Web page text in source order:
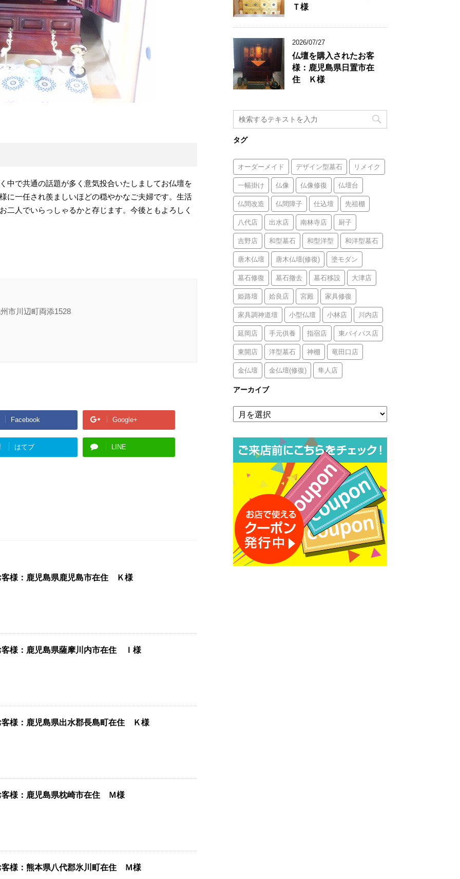
中で共通の話題が多く意気投合いたしましてお仏壇を
に一任され羨ましいほどの穏やかなご夫婦です。生活
二人でいらっしゃるかと存じます。今後ともよろしく
市川辺町両添1528
Facebook Google+
はてブ LINE
客様：鹿児島県鹿児島市在住 Ｋ様
客様：鹿児島県薩摩川内市在住 Ｉ様
客様：鹿児島県出水郡長島町在住 Ｋ様
客様：鹿児島県枕崎市在住 Ｍ様
客様：熊本県八代郡氷川町在住 Ｍ様
Ｔ様
2026/07/27
仏壇を購入されたお客
様：鹿児島県日置市在
住 Ｋ様
タグ
オーダーメイド デザイン型墓石 リメイク
一幅掛け 仏像 仏像修復 仏壇台
仏間改造 仏間障子 仕込壇 先祖棚
八代店 出水店 南林寺店 厨子
吉野店 和型墓石 和型洋型 和洋型墓石
唐木仏壇 唐木仏壇(修復) 塗モダン
墓石修復 墓石撤去 墓石移設 大津店
姫路壇 姶良店 宮殿 家具修復
家具調神道壇 小型仏壇 小林店 川内店
延岡店 手元供養 指宿店 東バイパス店
東開店 洋型墓石 神棚 竜田口店
金仏壇 金仏壇(修復) 隼人店
アーカイブ
ア
ー
ブ